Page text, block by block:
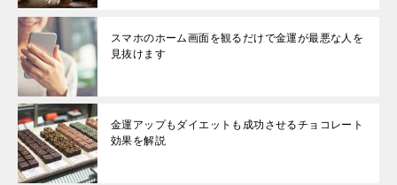
スマホのホーム画面を観るだけで金運が最悪な人を
見抜けます
金運アップもダイエットも成功させるチョコレート
効果を解説